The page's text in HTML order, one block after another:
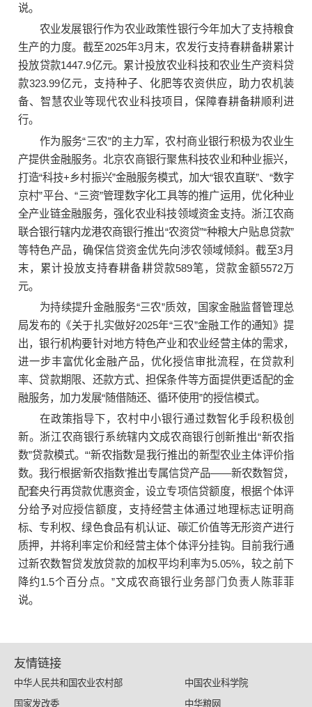
说。
农业发展银行作为农业政策性银行今年加大了支持粮食
生产的力度。截至2025年3月末，农发行支持春耕备耕累计
投放贷款1447.9亿元。累计投放农业科技和农业生产资料贷
款323.99亿元，支持种子、化肥等农资供应，助力农机装
备、智慧农业等现代农业科技项目，保障春耕备耕顺利进
行。
作为服务“三农”的主力军，农村商业银行积极为农业生
产提供金融服务。北京农商银行聚焦科技农业和种业振兴，
打造“科技+乡村振兴”金融服务模式，加大“银农直联”、“数字
京村”平台、“三资”管理数字化工具等的推广运用，优化种业
全产业链金融服务，强化农业科技领域资金支持。浙江农商
联合银行辖内龙港农商银行推出“农资贷”“种粮大户贴息贷款”
等特色产品，确保信贷资金优先向涉农领域倾斜。截至3月
末，累计投放支持春耕备耕贷款589笔，贷款金额5572万
元。
为持续提升金融服务“三农”质效，国家金融监督管理总
局发布的《关于扎实做好2025年“三农”金融工作的通知》提
出，银行机构要针对地方特色产业和农业经营主体的需求，
进一步丰富优化金融产品，优化授信审批流程，在贷款利
率、贷款期限、还款方式、担保条件等方面提供更适配的金
融服务，加力发展“随借随还、循环使用”的授信模式。
在政策指导下，农村中小银行通过数智化手段积极创
新。浙江农商银行系统辖内文成农商银行创新推出“新农指
数”贷款模式。“‘新农指数’是我行推出的新型农业主体评价指
数。我行根据‘新农指数’推出专属信贷产品——新农数智贷，
配套央行再贷款优惠资金，设立专项信贷额度，根据个体评
分给予对应授信额度，支持经营主体通过地理标志证明商
标、专利权、绿色食品有机认证、碳汇价值等无形资产进行
质押，并将利率定价和经营主体个体评分挂钩。目前我行通
过新农数智贷发放贷款的加权平均利率为5.05%，较之前下
降约1.5个百分点。”文成农商银行业务部门负责人陈菲菲
说。
友情链接
中华人民共和国农业农村部
中国农业科学院
国家发改委
中华粮网